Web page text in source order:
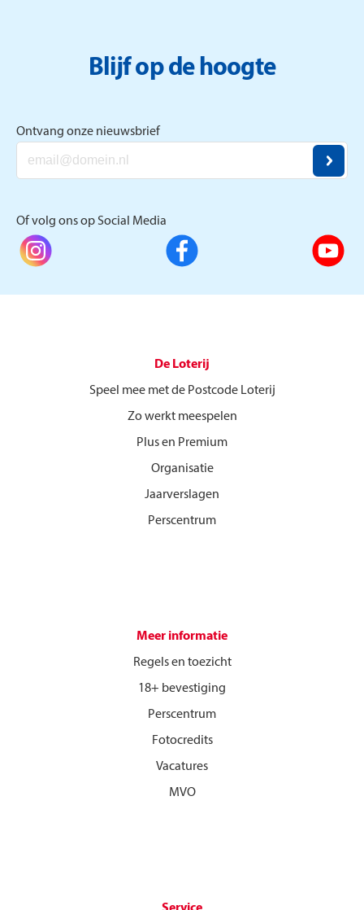
Blijf op de hoogte
Ontvang onze nieuwsbrief
Of volg ons op Social Media
De Loterij
Speel mee met de Postcode Loterij
Zo werkt meespelen
Plus en Premium
Organisatie
Jaarverslagen
Perscentrum
Meer informatie
Regels en toezicht
18+ bevestiging
Perscentrum
Fotocredits
Vacatures
MVO